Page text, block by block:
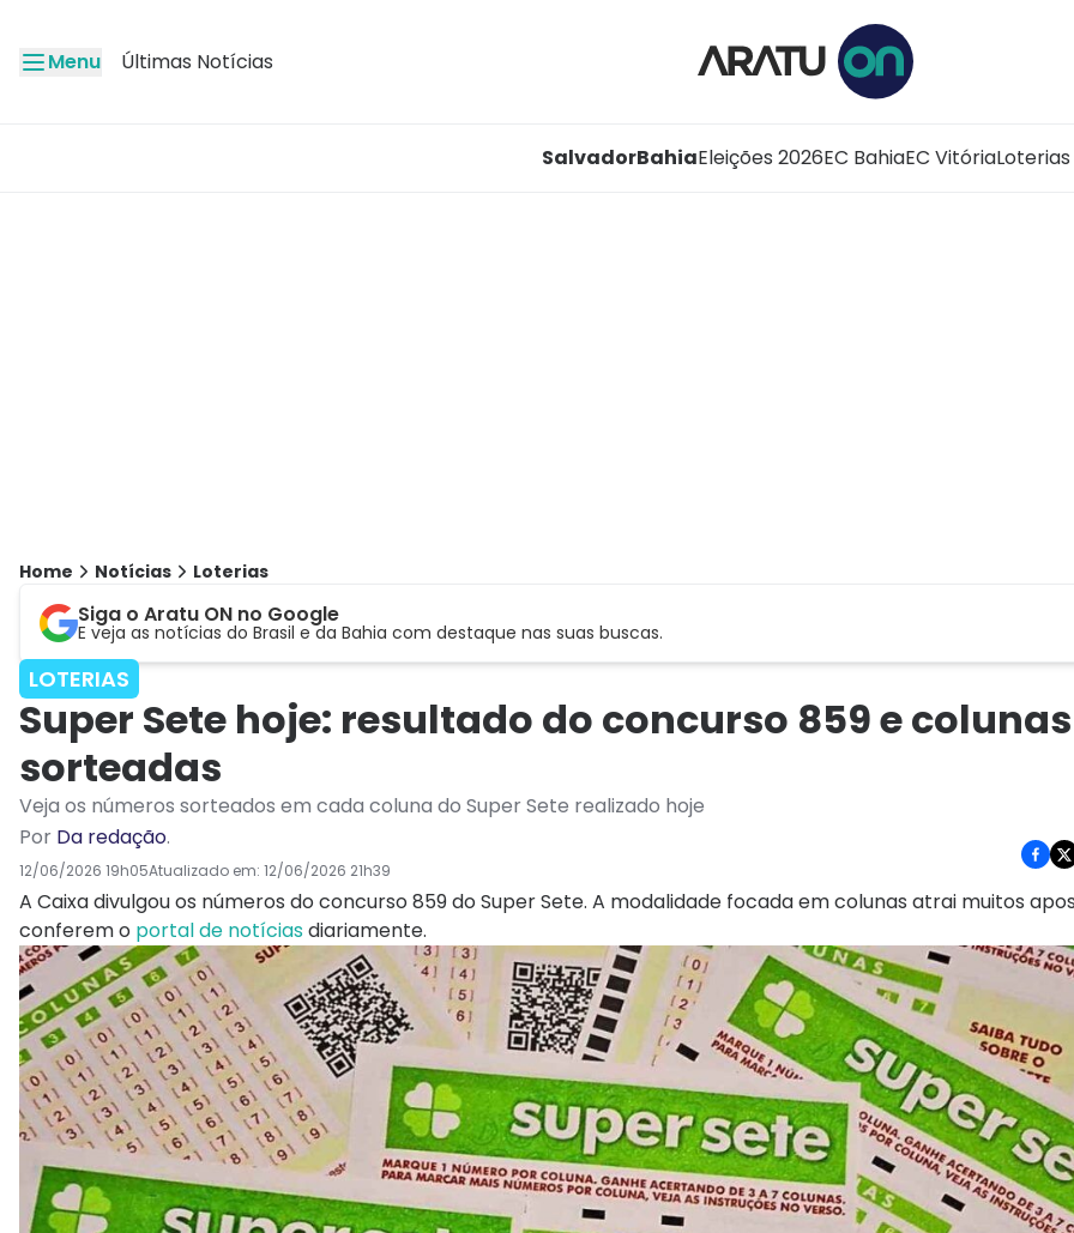
Menu Últimas Notícias
SalvadorBahiaEleições 2026EC BahiaEC VitóriaLoterias
Home Notícias Loterias
Siga o Aratu ON no Google
E veja as notícias do Brasil e da Bahia com destaque nas suas buscas.
LOTERIAS
Super Sete hoje: resultado do concurso 859 e colunas
sorteadas
Veja os números sorteados em cada coluna do Super Sete realizado hoje
Por Da redação.
12/06/2026 19h05Atualizado em: 12/06/2026 21h39
A Caixa divulgou os números do concurso 859 do Super Sete. A modalidade focada em colunas atrai muitos
conferem o portal de notíciasdiariamente.